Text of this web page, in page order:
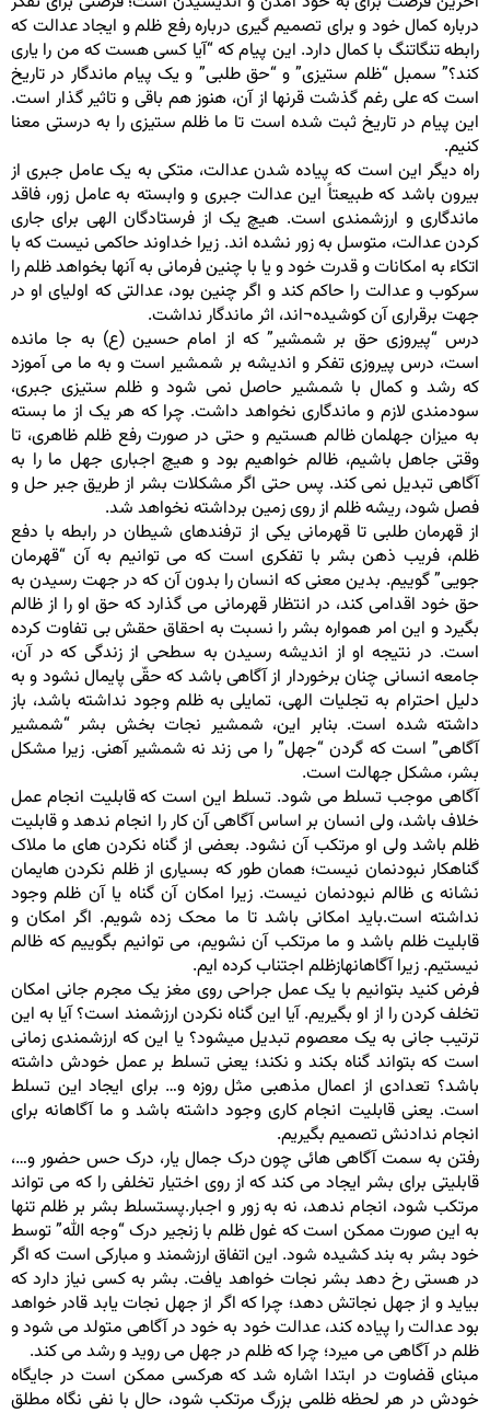
درباره کمال خود و برای تصمیم گیری درباره رفع ظلم و ایجاد عدالت که
رابطه تنگاتنگ با کمال دارد. این پیام که “آیا کسی هست که من را یاری
کند؟” سمبل “ظلم ستیزی” و “حق طلبی” و یک پیام ماندگار در تاریخ
است که علی رغم گذشت قرنها از آن، هنوز هم باقی و تاثیر گذار است.
این پیام در تاریخ ثبت شده است تا ما ظلم ستیزی را به درستی معنا
کنیم.
راه دیگر این است که پیاده شدن عدالت، متکی به یک عامل جبری از
بیرون باشد که طبیعتاً این عدالت جبری و وابسته به عامل زور، فاقد
ماندگاری و ارزشمندی است. هیچ یک از فرستادگان الهی برای جاری
کردن عدالت، متوسل به زور نشده اند. زیرا خداوند حاکمی نیست که با
اتکاء به امکانات و قدرت خود و یا با چنین فرمانی به آنها بخواهد ظلم را
سرکوب و عدالت را حاکم کند و اگر چنین بود، عدالتی که اولیای او در
جهت برقراری آن کوشیده¬اند، اثر ماندگار نداشت.
درس “پیروزی حق بر شمشیر” که از امام حسین (ع) به جا مانده
است، درس پیروزی تفکر و اندیشه بر شمشیر است و به ما می آموزد
که رشد و کمال با شمشیر حاصل نمی شود و ظلم ستیزی جبری،
سودمندی لازم و ماندگاری نخواهد داشت. چرا که هر یک از ما بسته
به میزان جهلمان ظالم هستیم و حتی در صورت رفع ظلم ظاهری، تا
وقتی جاهل باشیم، ظالم خواهیم بود و هیچ اجباری جهل ما را به
آگاهی تبدیل نمی کند. پس حتی اگر مشکلات بشر از طریق جبر حل و
فصل شود، ریشه ظلم از روی زمین برداشته نخواهد شد.
از قهرمان طلبی تا قهرمانی یکی از ترفندهای شیطان در رابطه با دفع
ظلم، فریب ذهن بشر با تفکری است که می توانیم به آن “قهرمان
جویی” گوییم. بدین معنی که انسان را بدون آن که در جهت رسیدن به
حق خود اقدامی کند، در انتظار قهرمانی می گذارد که حق او را از ظالم
بگیرد و این امر همواره بشر را نسبت به احقاق حقش بی تفاوت کرده
است. در نتیجه او از اندیشه رسیدن به سطحی از زندگی که در آن،
جامعه انسانی چنان برخوردار از آگاهی باشد که حقّی پایمال نشود و به
دلیل احترام به تجلیات الهی، تمایلی به ظلم وجود نداشته باشد، باز
داشته شده است. بنابر این، شمشیر نجات بخش بشر “شمشیر
آگاهی” است که گردن “جهل” را می زند نه شمشیر آهنی. زیرا مشکل
بشر، مشکل جهالت است.
آگاهی موجب تسلط می شود. تسلط این است که قابلیت انجام عمل
خلاف باشد، ولی انسان بر اساس آگاهی آن کار را انجام ندهد و قابلیت
ظلم باشد ولی او مرتکب آن نشود. بعضی از گناه نکردن های ما ملاک
گناهکار نبودنمان نیست؛ همان طور که بسیاری از ظلم نکردن هایمان
نشانه ی ظالم نبودنمان نیست. زیرا امکان آن گناه یا آن ظلم وجود
نداشته است.باید امکانی باشد تا ما محک زده شویم. اگر امکان و
قابلیت ظلم باشد و ما مرتکب آن نشویم، می توانیم بگوییم که ظالم
نیستیم. زیرا آگاهانهازظلم اجتناب کرده ایم.
فرض کنید بتوانیم با یک عمل جراحی روی مغز یک مجرم جانی امکان
تخلف کردن را از او بگیریم. آیا این گناه نکردن ارزشمند است؟ آیا به این
ترتیب جانی به یک معصوم تبدیل میشود؟ یا این که ارزشمندی زمانی
است که بتواند گناه بکند و نکند؛ یعنی تسلط بر عمل خودش داشته
باشد؟ تعدادی از اعمال مذهبی مثل روزه و… برای ایجاد این تسلط
است. یعنی قابلیت انجام کاری وجود داشته باشد و ما آگاهانه برای
انجام ندادنش تصمیم بگیریم.
رفتن به سمت آگاهی هائی چون درک جمال یار، درک حس حضور و…،
قابلیتی برای بشر ایجاد می کند که از روی اختیار تخلفی را که می تواند
مرتکب شود، انجام ندهد، نه به زور و اجبار.پستسلط بشر بر ظلم تنها
به این صورت ممکن است که غول ظلم با زنجیر درک “وجه الله” توسط
خود بشر به بند کشیده شود. این اتفاق ارزشمند و مبارکی است که اگر
در هستی رخ دهد بشر نجات خواهد یافت. بشر به کسی نیاز دارد که
بیاید و از جهل نجاتش دهد؛ چرا که اگر از جهل نجات یابد قادر خواهد
بود عدالت را پیاده کند، عدالت خود به خود در آگاهی متولد می شود و
ظلم در آگاهی می میرد؛ چرا که ظلم در جهل می روید و رشد می کند.
مبنای قضاوت در ابتدا اشاره شد که هرکسی ممکن است در جایگاه
خودش در هر لحظه ظلمی بزرگ مرتکب شود، حال با نفی نگاه مطلق